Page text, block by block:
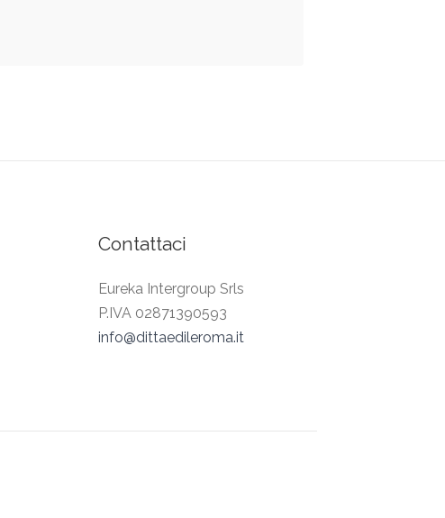
Contattaci
Eureka Intergroup Srls
P.IVA 02871390593
info@dittaedileroma.it